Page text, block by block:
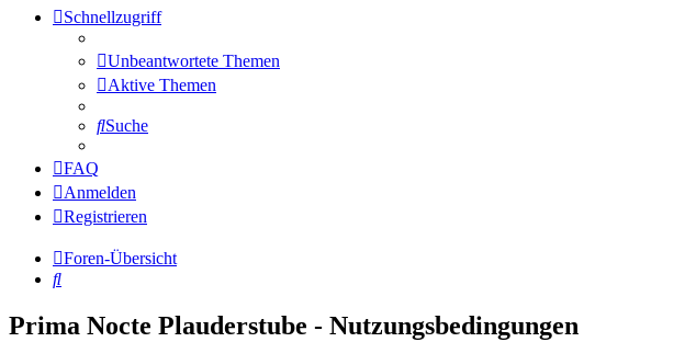
Schnellzugriff
Unbeantwortete Themen
Aktive Themen
Suche
FAQ
Anmelden
Registrieren
Foren-Übersicht
Suche
Prima Nocte Plauderstube - Nutzungsbedingungen